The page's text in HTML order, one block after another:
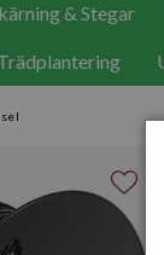
& Stegar